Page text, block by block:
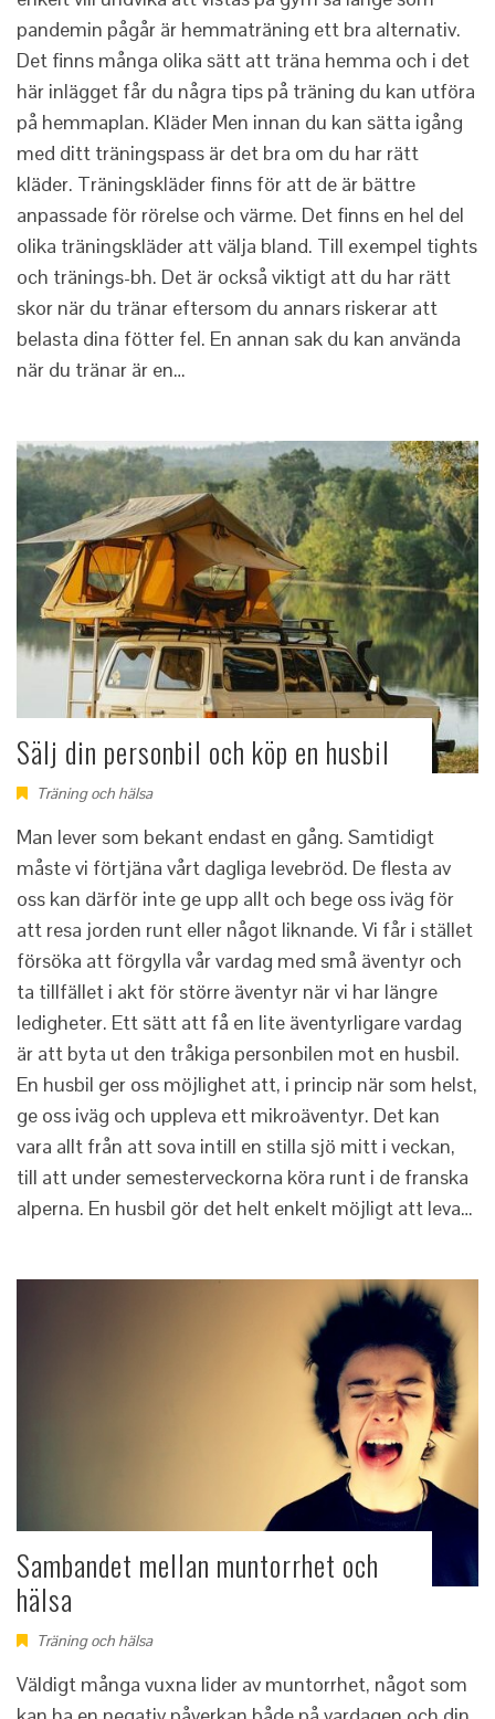
pandemin pågår är hemmaträning ett bra alternativ.
Det finns många olika sätt att träna hemma och i det
här inlägget får du några tips på träning du kan utföra
på hemmaplan. Kläder Men innan du kan sätta igång
med ditt träningspass är det bra om du har rätt
kläder. Träningskläder finns för att de är bättre
anpassade för rörelse och värme. Det finns en hel del
olika träningskläder att välja bland. Till exempel tights
och tränings-bh. Det är också viktigt att du har rätt
skor när du tränar eftersom du annars riskerar att
belasta dina fötter fel. En annan sak du kan använda
när du tränar är en…
Sälj din personbil och köp en husbil
Träning och hälsa
Man lever som bekant endast en gång. Samtidigt
måste vi förtjäna vårt dagliga levebröd. De flesta av
oss kan därför inte ge upp allt och bege oss iväg för
att resa jorden runt eller något liknande. Vi får i stället
försöka att förgylla vår vardag med små äventyr och
ta tillfället i akt för större äventyr när vi har längre
ledigheter. Ett sätt att få en lite äventyrligare vardag
är att byta ut den tråkiga personbilen mot en husbil.
En husbil ger oss möjlighet att, i princip när som helst,
ge oss iväg och uppleva ett mikroäventyr. Det kan
vara allt från att sova intill en stilla sjö mitt i veckan,
till att under semesterveckorna köra runt i de franska
alperna. En husbil gör det helt enkelt möjligt att leva…
Sambandet mellan muntorrhet och
hälsa
Träning och hälsa
Väldigt många vuxna lider av muntorrhet, något som